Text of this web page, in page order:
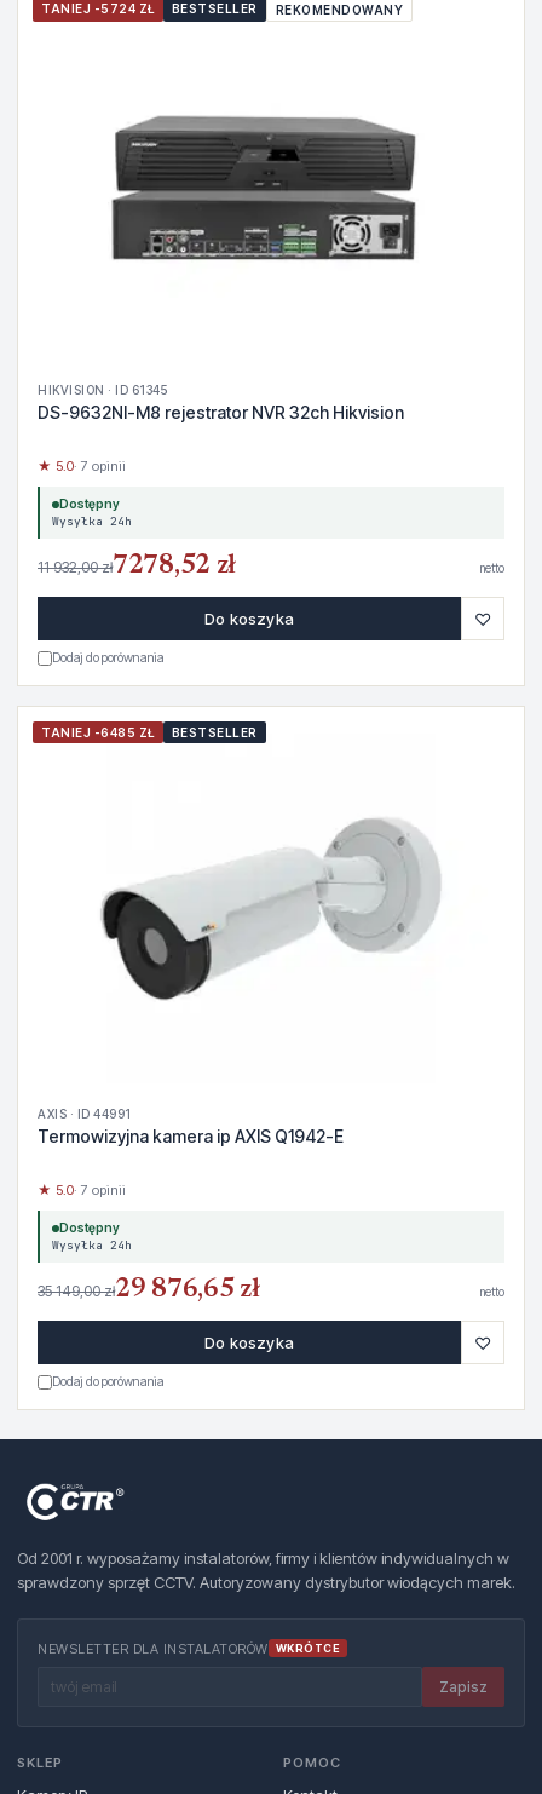
TANIEJ -5724 ZŁ BESTSELLER REKOMENDOWANY
HIKVISION · ID 61345
DS-9632NI-M8 rejestrator NVR 32ch Hikvision
★ 5.0· 7 opinii
Dostępny
Wysyłka 24h
11 932,00 zł7278,52 zł netto
Do koszyka ♡
Dodaj do porównania
TANIEJ -6485 ZŁ BESTSELLER
AXIS · ID 44991
Termowizyjna kamera ip AXIS Q1942-E
★ 5.0· 7 opinii
Dostępny
Wysyłka 24h
35 149,00 zł29 876,65 zł netto
Do koszyka ♡
Dodaj do porównania
Od 2001 r. wyposażamy instalatorów, firmy i klientów indywidualnych w
sprawdzony sprzęt CCTV. Autoryzowany dystrybutor wiodących marek.
NEWSLETTER DLA INSTALATORÓW WKRÓTCE
Zapisz
SKLEP POMOC